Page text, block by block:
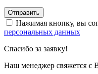
Отправить
Нажимая кнопку, вы
персональных данных
Спасибо за заявку!
Наш менеджер свяжется с